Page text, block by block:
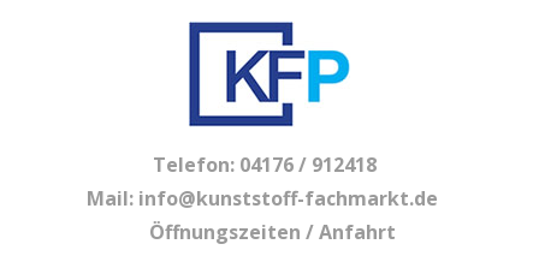
Telefon: 04176 / 912418
Mail: info@kunststoff-fachmarkt.de
Öffnungszeiten / Anfahrt